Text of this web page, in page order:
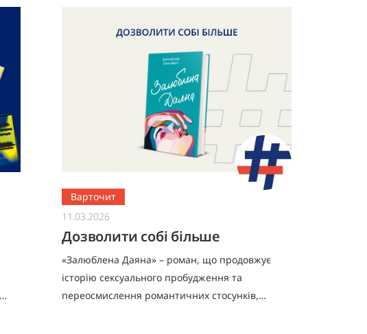
Варточит
11.03.2026
Дозволити собі більше
«Залюблена Даяна» – роман, що продовжує
історію сексуального пробудження та
переосмислення романтичних стосунків,